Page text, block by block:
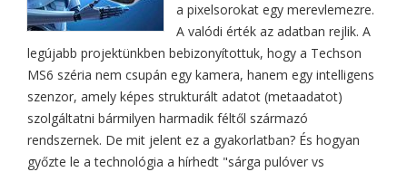
a pixelsorokat egy merevlemezre.
A valódi érték az adatban rejlik. A
legújabb projektünkben bebizonyítottuk, hogy a Techson
MS6 széria nem csupán egy kamera, hanem egy intelligens
szenzor, amely képes strukturált adatot (metaadatot)
szolgáltatni bármilyen harmadik féltől származó
rendszernek. De mit jelent ez a gyakorlatban? És hogyan
győzte le a technológia a hírhedt "sárga pulóver vs